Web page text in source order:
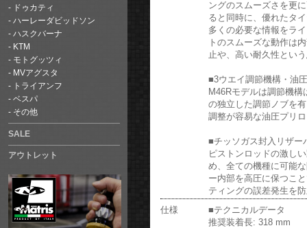
ドゥカティ
ハーレーダビッドソン
ハスクバーナ
KTM
モトグッツィ
MVアグスタ
トライアンフ
ベスパ
その他
SALE
アウトレット
ングのスムーズさを更
ると同時に、優れたタ
多くの必要な情報をラ
トのスムーズな動作は
止や、高い耐久性とい
■3ウエイ調節機構・油
M46Rモデルは調節機
の独立した調節ノブを
調整が容易な油圧プリ
■チッソガス封入リザー
ピストンロッドの激し
め、全ての機種に可能
ー内部を高圧に保つこ
ティングの誤差発生を
仕様
■テクニカルデータ
推奨装着長: 318 mm